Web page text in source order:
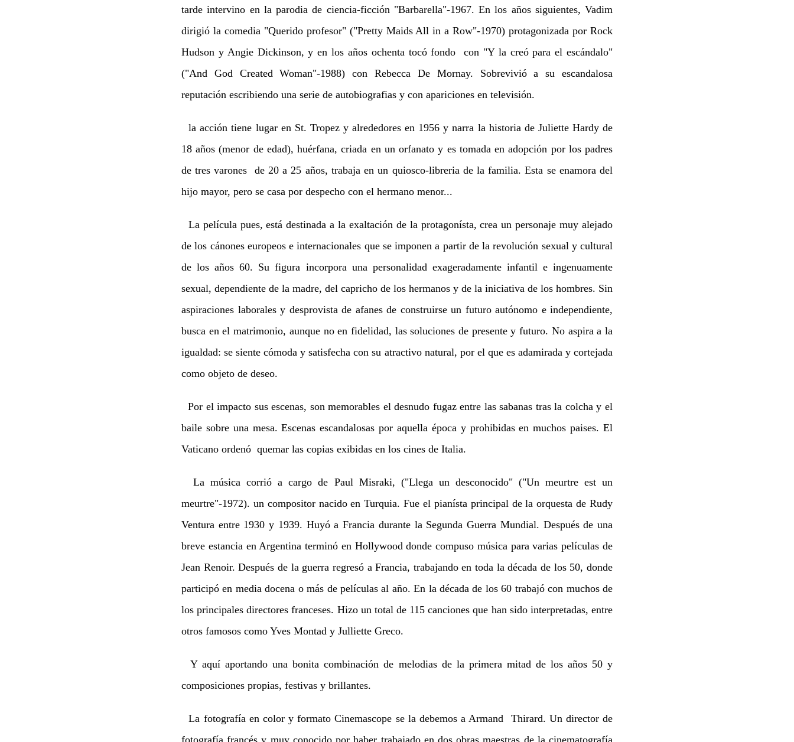
tarde intervino en la parodia de ciencia-ficción "Barbarella"-1967. En los años siguientes, Vadim
dirigió la comedia "Querido profesor" ("Pretty Maids All in a Row"-1970) protagonizada por Rock
Hudson y Angie Dickinson, y en los años ochenta tocó fondo con "Y la creó para el escándalo"
("And God Created Woman"-1988) con Rebecca De Mornay. Sobrevivió a su escandalosa
reputación escribiendo una serie de autobiografias y con apariciones en televisión.
la acción tiene lugar en St. Tropez y alrededores en 1956 y narra la historia de Juliette Hardy de
18 años (menor de edad), huérfana, criada en un orfanato y es tomada en adopción por los padres
de tres varones de 20 a 25 años, trabaja en un quiosco-libreria de la familia. Esta se enamora del
hijo mayor, pero se casa por despecho con el hermano menor...
La película pues, está destinada a la exaltación de la protagonísta, crea un personaje muy alejado
de los cánones europeos e internacionales que se imponen a partir de la revolución sexual y cultural
de los años 60. Su figura incorpora una personalidad exageradamente infantil e ingenuamente
sexual, dependiente de la madre, del capricho de los hermanos y de la iniciativa de los hombres. Sin
aspiraciones laborales y desprovista de afanes de construirse un futuro autónomo e independiente,
busca en el matrimonio, aunque no en fidelidad, las soluciones de presente y futuro. No aspira a la
igualdad: se siente cómoda y satisfecha con su atractivo natural, por el que es adamirada y cortejada
como objeto de deseo.
Por el impacto sus escenas, son memorables el desnudo fugaz entre las sabanas tras la colcha y el
baile sobre una mesa. Escenas escandalosas por aquella época y prohibidas en muchos paises. El
Vaticano ordenó quemar las copias exibidas en los cines de Italia.
La música corrió a cargo de Paul Misraki, ("Llega un desconocido" ("Un meurtre est un
meurtre"-1972). un compositor nacido en Turquia. Fue el pianísta principal de la orquesta de Rudy
Ventura entre 1930 y 1939. Huyó a Francia durante la Segunda Guerra Mundial. Después de una
breve estancia en Argentina terminó en Hollywood donde compuso música para varias películas de
Jean Renoir. Después de la guerra regresó a Francia, trabajando en toda la década de los 50, donde
participó en media docena o más de películas al año. En la década de los 60 trabajó con muchos de
los principales directores franceses. Hizo un total de 115 canciones que han sido interpretadas, entre
otros famosos como Yves Montad y Julliette Greco.
Y aquí aportando una bonita combinación de melodias de la primera mitad de los años 50 y
composiciones propias, festivas y brillantes.
La fotografía en color y formato Cinemascope se la debemos a Armand Thirard. Un director de
fotografía francés y muy conocido por haber trabajado en dos obras maestras de la cinematografía